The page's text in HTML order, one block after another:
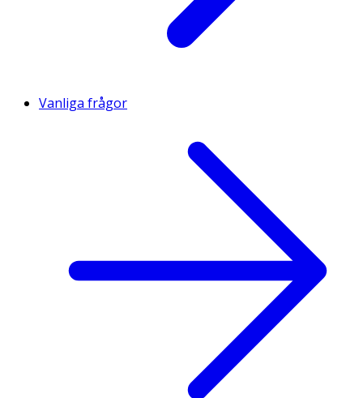
Vanliga frågor